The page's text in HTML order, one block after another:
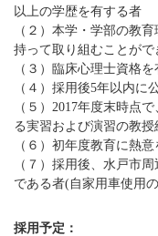
以上の学歴を有する者
（２）本学・学部の教
持って取り組むことがで
（３）臨床心理士資格
（４）採用後5年以内に
（５）2017年度末時点
る実習および演習の教
（６）初年度教育に熱
（７）採用後、水戸市
である者(自家用車使用
採用予定：